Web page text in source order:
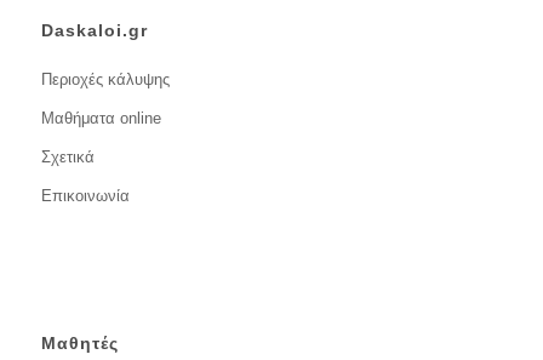
Daskaloi.gr
Περιοχές κάλυψης
Μαθήματα online
Σχετικά
Επικοινωνία
Μαθητές